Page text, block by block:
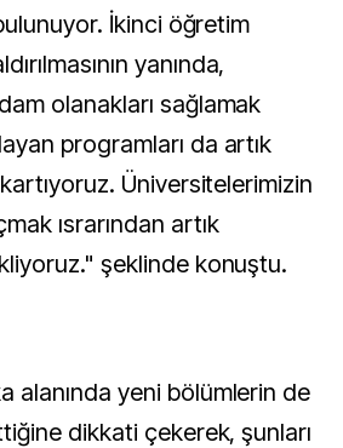
İkinci öğretim
yanında,
olanakları sağlamak
programları da artık
Üniversitelerimizin
ısrarından artık
şeklinde konuştu.
alanında yeni bölümlerin de
dikkati çekerek, şunları